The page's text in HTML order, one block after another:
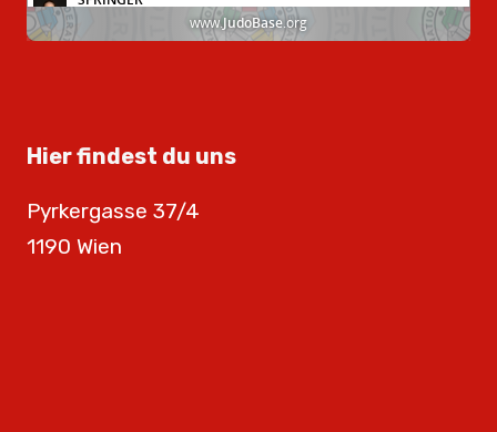
Hier findest du uns
Pyrkergasse 37/4
1190 Wien